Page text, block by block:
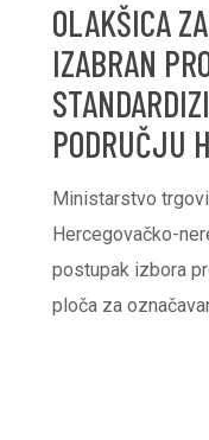
OLAKŠICA
IZABRAN
PODRUČJU
Ministarstvo
Hercegovačko-
postupak izbora
ploča za